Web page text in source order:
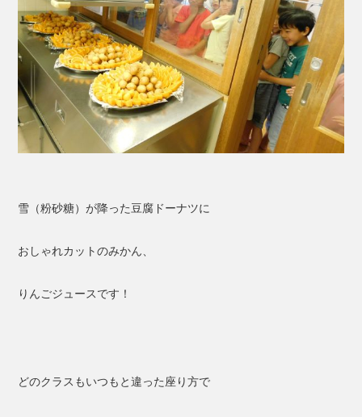
雪（粉砂糖）が降った豆腐ドーナツに
おしゃれカットのみかん、
りんごジュースです！
どのクラスもいつもと違った座り方で